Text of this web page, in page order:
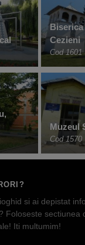
Cezieni
Cod 1601
Muzeul
Cod 1570
si ai depistat
Foloseste sectiunea
Iti multumim!